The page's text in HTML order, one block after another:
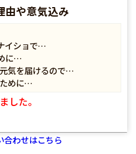
や意気込み
イショで…
に…
気を届けるので…
めに…
した。
合わせはこちら